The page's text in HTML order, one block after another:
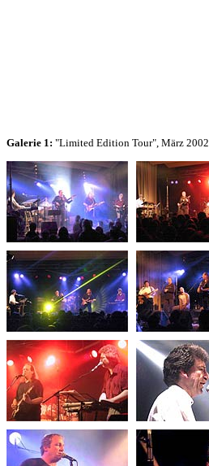
Galerie 1: "Limited Edition Tour", März 2002